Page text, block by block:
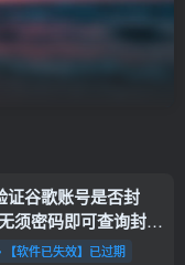
证谷歌账号是否封
须密码即可查询封禁
询是否封禁】【会员
【软件已失效】已过期